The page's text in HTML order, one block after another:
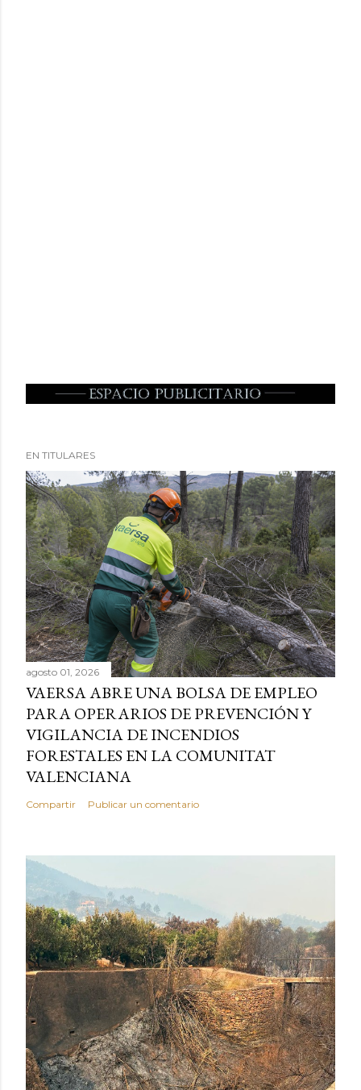
EN TITULARES
agosto 01, 2026
VAERSA ABRE UNA BOLSA DE EMPLEO
PARA OPERARIOS DE PREVENCIÓN Y
VIGILANCIA DE INCENDIOS
FORESTALES EN LA COMUNITAT
VALENCIANA
Compartir Publicar un comentario